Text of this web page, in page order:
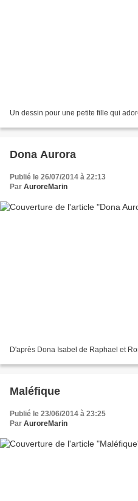
Un dessin pour une petite fille qui
Dona Aurora
Publié le 26/07/2014 à 22:13
Par AuroreMarin
D'après Dona Isabel de Raphael et
Maléfique
Publié le 23/06/2014 à 23:25
Par AuroreMarin